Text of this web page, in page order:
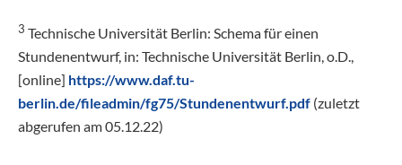
3 Technische Universität Berlin: Schema für einen
Stundenentwurf, in: Technische Universität Berlin, o.D.,
[online] https://www.daf.tu-
berlin.de/fileadmin/fg75/Stundenentwurf.pdf (zuletzt
abgerufen am 05.12.22)